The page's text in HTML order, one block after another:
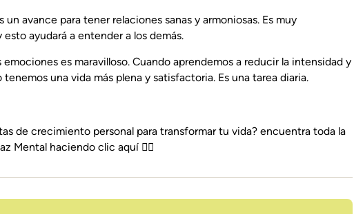
avance para tener relaciones sanas y armoniosas. Es muy
ayudará a entender a los demás.
es maravilloso. Cuando aprendemos a reducir la intensidad y
una vida más plena y satisfactoria. Es una tarea diaria.
de crecimiento personal para transformar tu vida? encuentra toda la
Mental haciendo clic aquí 👈🏻